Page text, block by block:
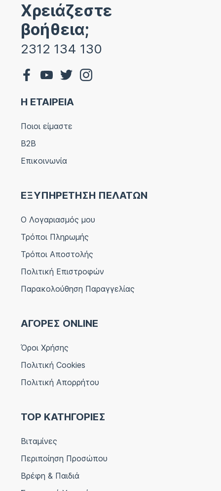
Χρειάζεστε
βοήθεια;
2312 134 130
Η ΕΤΑΙΡΕΙΑ
Ποιοι είμαστε
B2B
Επικοινωνία
ΕΞΥΠΗΡΕΤΗΣΗ ΠΕΛΑΤΩΝ
Ο Λογαριασμός μου
Τρόποι Πληρωμής
Τρόποι Αποστολής
Πολιτική Επιστροφών
Παρακολούθηση Παραγγελίας
ΑΓΟΡΕΣ ONLINE
Όροι Χρήσης
Πολιτική Cookies
Πολιτική Απορρήτου
TOP ΚΑΤΗΓΟΡΙΕΣ
Βιταμίνες
Περιποίηση Προσώπου
Βρέφη & Παιδιά